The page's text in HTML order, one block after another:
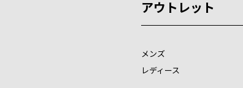
アウトレット
メンズ
レディース